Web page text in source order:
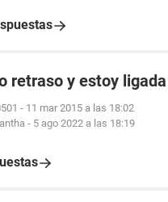
retraso y estoy ligada
- 11 mar 2015 a las 18:02
- 5 ago 2022 a las 18:19